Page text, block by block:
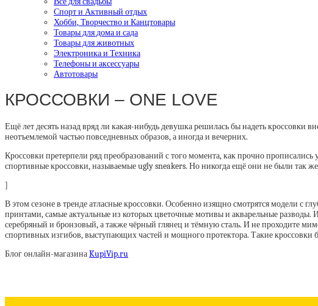
Спорт и Активный отдых
Хобби, Творчество и Канцтовары
Товары для дома и сада
Товары для животных
Электроника и Техника
Телефоны и аксессуары
Автотовары
КРОССОВКИ – ONE LOVE
Ещё лет десять назад вряд ли какая-нибудь девушка решилась бы надеть кроссовки
неотъемлемой частью повседневных образов, а иногда и вечерних.
Кроссовки претерпели ряд преобразований с того момента, как прочно
спортивные кроссовки, называемые ugly sneakers. Но никогда ещё они не были так
]
В этом сезоне в тренде атласные кроссовки. Особенно изящно смотрятся модели
принтами, самые актуальные из которых цветочные мотивы и акварельные
серебряный и бронзовый, а также чёрный глянец и тёмную сталь. И не проходите
спортивных изгибов, выступающих частей и мощного протектора. Такие
Блог онлайн-магазинаKupiVip.ru